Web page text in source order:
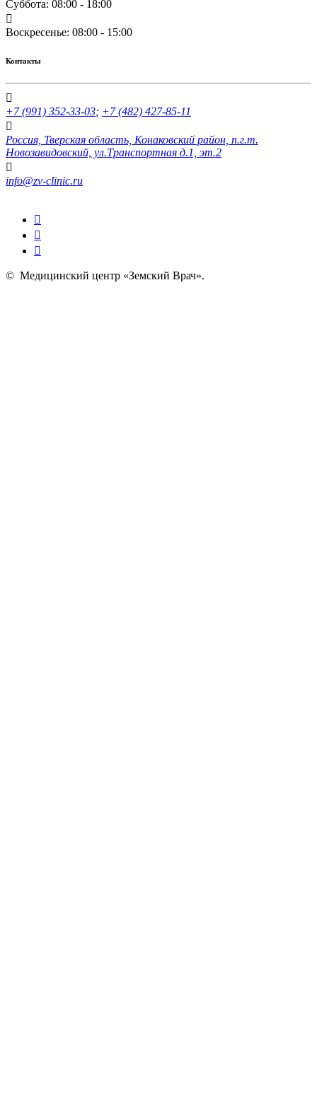
Суббота: 08:00 - 18:00
Воскресенье: 08:00 - 15:00
Контакты
+7 (991) 352-33-03; +7 (482) 427-85-11
Россия, Тверская область, Конаковский район, п.г.т.
Новозавидовский, ул.Транспортная д.1, эт.2
info@zv-clinic.ru
© Медицинский центр «Земский Врач».